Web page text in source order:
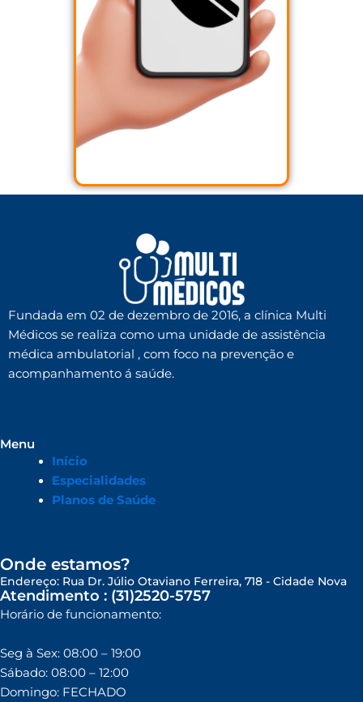
Fundada em 02 de dezembro de 2016, a clínica Multi
Médicos se realiza como uma unidade de assistência
médica ambulatorial , com foco na prevenção e
acompanhamento á saúde.
Menu
Início
Especialidades
Planos de Saúde
Onde estamos?
Endereço: Rua Dr. Júlio Otaviano Ferreira, 718 - Cidade Nova
Atendimento : (31)2520-5757
Horário de funcionamento:
Seg à Sex: 08:00 – 19:00
Sábado: 08:00 – 12:00
Domingo: FECHADO